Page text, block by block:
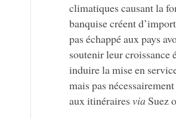
climatiques causant la
banquise créent
pas échappé aux pays
soutenir leur croissance
induire la mise en
mais pas
aux itinéraires viaSuez